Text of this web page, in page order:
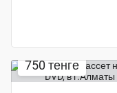
750 тенге